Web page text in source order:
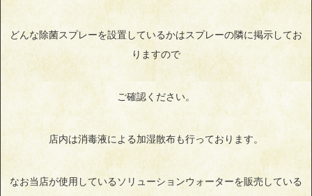
どんな除菌スプレーを設置しているかはスプレーの隣に掲示してお
りますので
ご確認ください。
店内は消毒液による加湿散布も行っております。
なお当店が使用しているソリューションウォーターを販売している